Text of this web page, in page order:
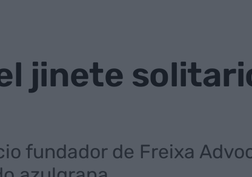
jinete
fundador de Freixa